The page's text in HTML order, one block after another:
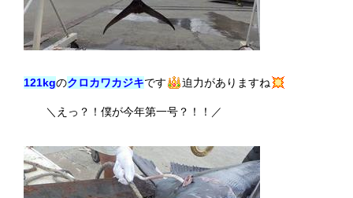
121kgのクロカワカジキです 迫力がありますね
＼えっ？！僕が今年第一号？！！／